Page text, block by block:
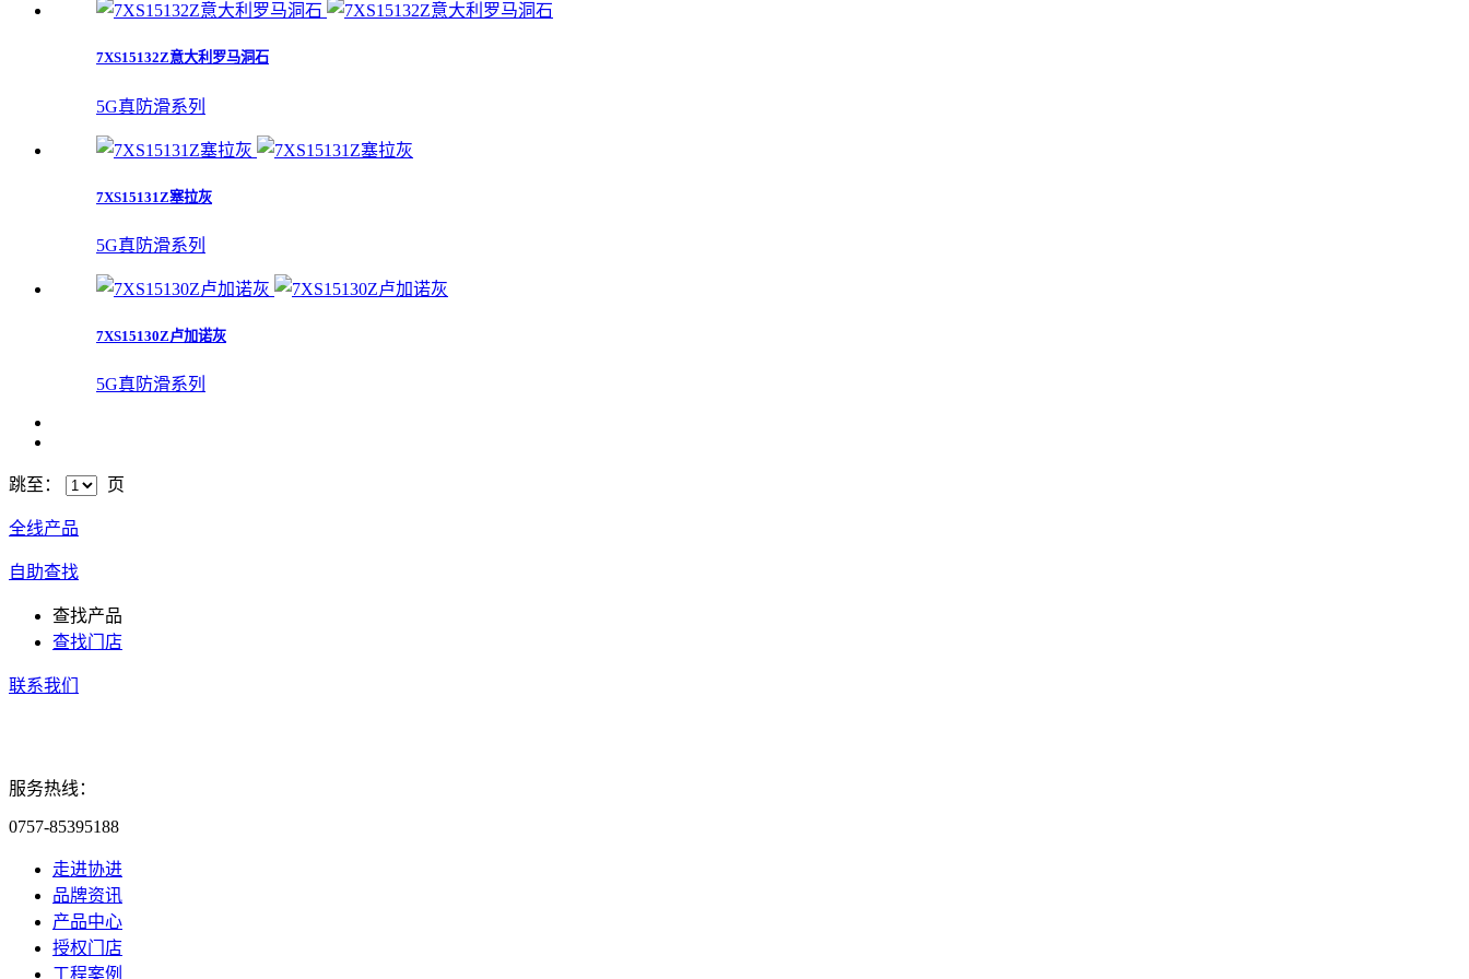
7XS15132Z意大利罗马洞石
5G真防滑系列
7XS15131Z塞拉灰
5G真防滑系列
7XS15130Z卢加诺灰
5G真防滑系列
跳至： 页
全线产品
自助查找
查找产品
查找门店
联系我们
服务热线：
0757-85395188
走进协进
品牌资讯
产品中心
授权门店
工程案例